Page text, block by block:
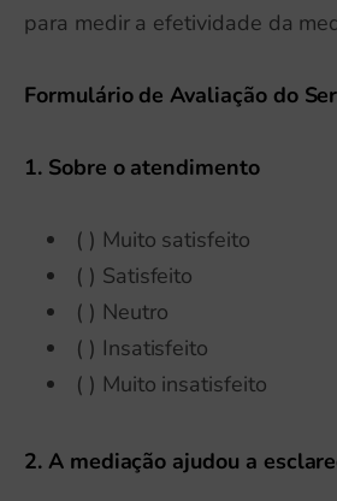
para medir a efetividade da
Formulário de Avaliação do
1. Sobre o atendimento
( ) Muito satisfeito
( ) Satisfeito
( ) Neutro
( ) Insatisfeito
( ) Muito insatisfeito
2. A mediação ajudou a